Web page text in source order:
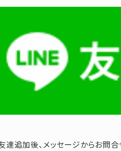
達追加後、メッセージからお問合